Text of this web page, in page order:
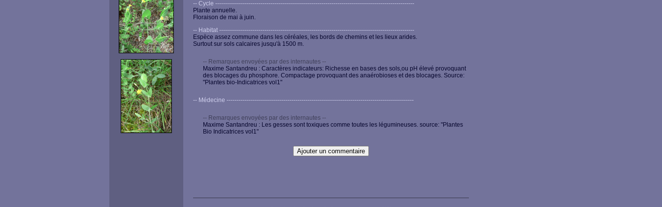
-- Cycle -----------------------------------------------------------------------------------------------------
Plante annuelle.
Floraison de mai à juin.
-- Habitat ---------------------------------------------------------------------------------------------------
Espèce assez commune dans les céréales, les bords de chemins et les lieux arides.
Surtout sur sols calcaires jusqu'à 1500 m.
-- Remarques envoyées par des internautes --
Maxime Santandreu : Caractères indicateurs: Richesse en bases des sols,ou pH élevé provoquant
des blocages du phosphore. Compactage provoquant des anaérobioses et des blocages. Source:
"Plantes bio-Indicatrices vol1"
-- Médecine -----------------------------------------------------------------------------------------------
-- Remarques envoyées par des internautes --
Maxime Santandreu : Les gesses sont toxiques comme toutes les légumineuses. source: "Plantes
Bio Indicatrices vol1"